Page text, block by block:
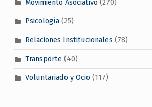
Movimiento Asociativo (270)
Psicología(25)
Relaciones Institucionales (78)
Transporte(40)
Voluntariado y Ocio (117)